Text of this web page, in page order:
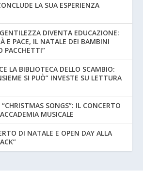
LA SUA ESPERIENZA
DIVENTA EDUCAZIONE:
E PACE, IL NATALE DEI BAMBINI
PACCHETTI”
LA BIBLIOTECA DELLO SCAMBIO:
SI PUÒ” INVESTE SU LETTURA
SONGS”: IL CONCERTO
MUSICALE
DI NATALE E OPEN DAY ALLA